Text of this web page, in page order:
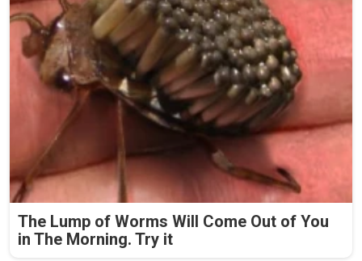
The Lump of Worms Will Come Out of You
in The Morning. Try it